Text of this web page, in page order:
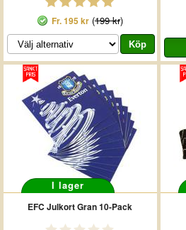
Fr.195 kr(199 kr)
I lager
EFC Julkort Gran 10-Pack